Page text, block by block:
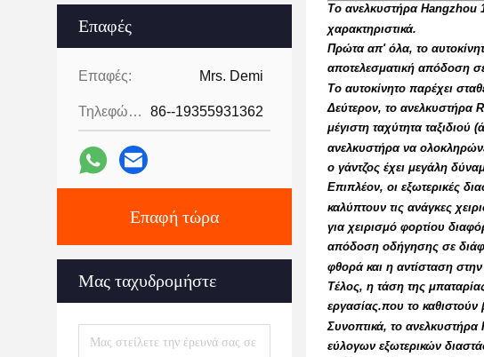
Επαφές
Επαφές: Mrs. Demi
Τηλεφώνημα: 86--19355931362
Επαφή τώρα
Μας ταχυδρομήστε
Το ανελκυστήρα Hangzhou
χαρακτηριστικά.
Πρώτα απ' όλα, το
αποτελεσματική απόδοση
Το αυτοκίνητο παρέχει
Δεύτερον, το ανελκυστήρα
μέγιστη ταχύτητα ταξιδιού
ανελκυστήρα να
ο γάντζος έχει μεγάλη
Επιπλέον, οι εξωτερικές
καλύπτουν τις ανάγκες
για χειρισμό φορτίου
απόδοση οδήγησης σε
φθορά και η αντίσταση
Τέλος, η τάση της
εργασίας.που το καθιστούν
Συνοπτικά, το ανελκυστήρα
εύλογων εξωτερικών